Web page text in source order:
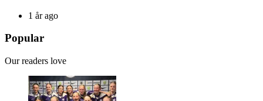
1 år ago
Popular
Our readers love